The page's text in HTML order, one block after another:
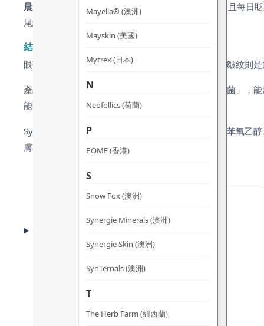
Mayella® (澳洲)
Mayskin (美國)
Mytrex (日本)
N
Neofollics (荷蘭)
P
POME (香港)
S
Snow Fox (澳洲)
Synergie Minerals (澳洲)
Synergie Skin (澳洲)
SynTernals (澳洲)
T
The Herb Farm (紐西蘭)
晨起雙眼浮腫且細紋明顯？眼周肌膚比面部薄 5 倍，且每日
尾紋，提供提拉、排水及深度修護。
結合仿生科技與高濃度抗氧化 逆轉眼部初老
眼部浮腫通常源於淋巴循環不佳及毛細血管滲透，而皺紋則
產品蘊含提拉專利八肽，其效果如同「塗抹式肉毒桿菌」，
能中和日間紫外線與污染帶來的自由基損害。
Synergie Skin 堅持 Clean Beauty 承諾，此精華不含苯氧乙
膚亦能安心使用。
CLINICAL EVIDENCE